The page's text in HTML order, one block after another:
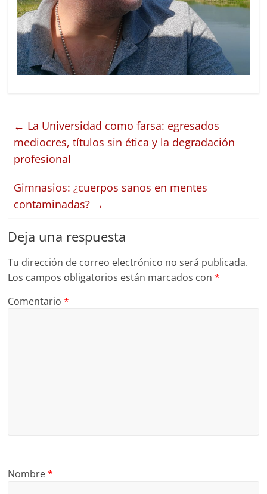
← La Universidad como farsa: egresados
mediocres, títulos sin ética y la degradación
profesional
Gimnasios: ¿cuerpos sanos en mentes
contaminadas? →
Deja una respuesta
Tu dirección de correo electrónico no será publicada.
Los campos obligatorios están marcados con*
Comentario*
Nombre*